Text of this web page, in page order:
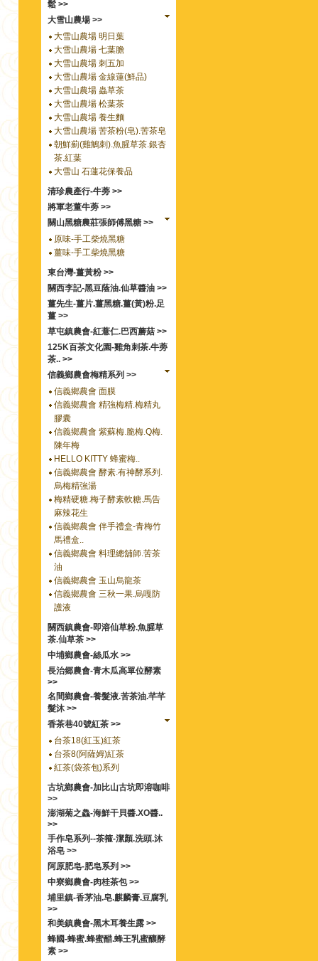
鬆 >>
大雪山農場 >>
大雪山農場 明日葉
大雪山農場 七葉膽
大雪山農場 刺五加
大雪山農場 金線蓮(鮮品)
大雪山農場 蟲草茶
大雪山農場 松葉茶
大雪山農場 養生麵
大雪山農場 苦茶粉(皂).苦茶皂
朝鮮薊(雞鵤刺).魚腥草茶.銀杏
茶.紅葉
大雪山 石蓮花保養品
清珍農產行-牛蒡 >>
將軍老董牛蒡 >>
關山黑糖農莊張師傅黑糖 >>
原味-手工柴燒黑糖
薑味-手工柴燒黑糖
東台灣-薑黃粉 >>
關西李記-黑豆蔭油.仙草醬油 >>
薑先生-薑片.薑黑糖.薑(黃)粉.足
薑 >>
草屯鎮農會-紅薏仁.巴西蘑菇 >>
125K百茶文化園-雞角刺茶.牛蒡
茶.. >>
信義鄉農會梅精系列 >>
信義鄉農會 面膜
信義鄉農會 精強梅精.梅精丸
膠囊
信義鄉農會 紫蘇梅.脆梅.Q梅.
陳年梅
HELLO KITTY 蜂蜜梅..
信義鄉農會 酵素.有神酵系列.
烏梅精強湯
梅精硬糖.梅子酵素軟糖.馬告
麻辣花生
信義鄉農會 伴手禮盒-青梅竹
馬禮盒..
信義鄉農會 料理總舖師.苦茶
油
信義鄉農會 玉山烏龍茶
信義鄉農會 三秋一果.烏嘎防
護液
關西鎮農會-即溶仙草粉.魚腥草
茶.仙草茶 >>
中埔鄉農會-絲瓜水 >>
長治郷農會-青木瓜高單位酵素
>>
名間鄉農會-養髮液.苦茶油.芊芊
髮沐 >>
香茶巷40號紅茶 >>
台茶18(紅玉)紅茶
台茶8(阿薩姆)紅茶
紅茶(袋茶包)系列
古坑鄉農會-加比山古坑即溶咖啡
>>
澎湖菊之鱻-海鮮干貝醬.XO醬..
>>
手作皂系列--茶箍-潔顏.洗頭.沐
浴皂 >>
阿原肥皂-肥皂系列 >>
中寮鄉農會-肉桂茶包 >>
埔里鎮-香茅油.皂.麒麟膏.豆腐乳
>>
和美鎮農會-黑木耳養生露 >>
蜂國-蜂蜜.蜂蜜醋.蜂王乳蜜釀酵
素 >>